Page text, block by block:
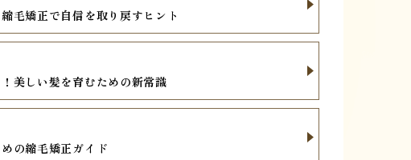
毛矯正で自信を取り戻すヒント
美しい髪を育むための新常識
の縮毛矯正ガイド